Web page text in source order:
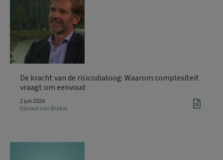
De kracht van de risicodialoog: Waarom complexiteit
vraagt om eenvoud
2 juli 2026
Eduard van Brakel